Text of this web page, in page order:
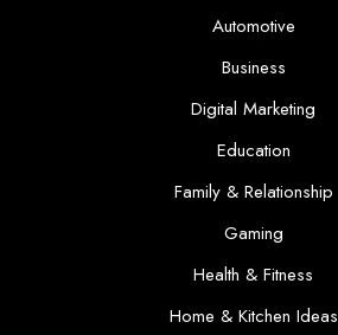
Automotive
Business
Digital Marketing
Education
Family & Relationship
Gaming
Health & Fitness
Home & Kitchen Ideas